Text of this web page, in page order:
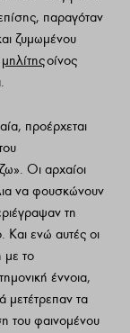
παραγόταν
ζυμωμένου
μηλίτηςοίνος
προέρχεται
Οι αρχαίοι
να φουσκώνουν
τη
Και ενώ αυτές οι
με το
έννοια,
μετέτρεπαν τα
του φαινομένου